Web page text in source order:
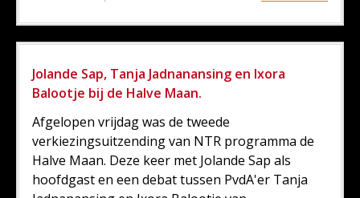
Jolande Sap, Tanja Jadnanansing en Ixora
Balootje bij de Halve Maan.
Afgelopen vrijdag was de tweede
verkiezingsuitzending van NTR programma de
Halve Maan. Deze keer met Jolande Sap als
hoofdgast en een debat tussen PvdA'er Tanja